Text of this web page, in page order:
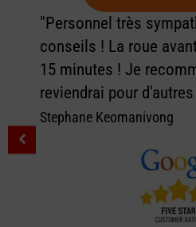
"Personnel très
conseils ! La roue
15 minutes ! Je
reviendrai pour
Stephane Keomanivong